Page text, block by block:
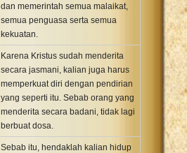
dan memerintah semua malaikat,
semua penguasa serta semua
kekuatan.
Karena Kristus sudah menderita
secara jasmani, kalian juga harus
memperkuat diri dengan pendirian
yang seperti itu. Sebab orang yang
menderita secara badani, tidak lagi
berbuat dosa.
Sebab itu, hendaklah kalian hidup